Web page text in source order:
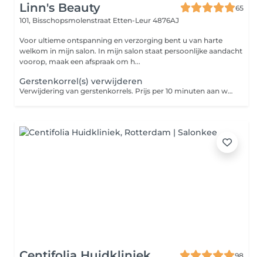
Linn's Beauty
65
101, Bisschopsmolenstraat Etten-Leur 4876AJ
Voor ultieme ontspanning en verzorging bent u van harte
welkom in mijn salon. In mijn salon staat persoonlijke aandacht
voorop, maak een afspraak om h...
Gerstenkorrel(s) verwijderen
Verwijdering van gerstenkorrels. Prijs per 10 minuten aan werkzaamheden.